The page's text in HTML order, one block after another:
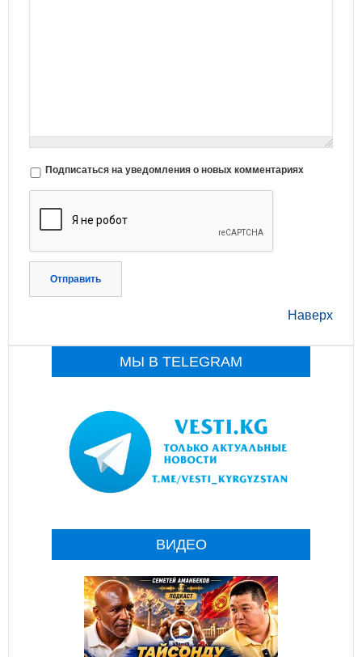
Подписаться на уведомления о новых комментариях
Отправить
Наверх
МЫ В TELEGRAM
ВИДЕО